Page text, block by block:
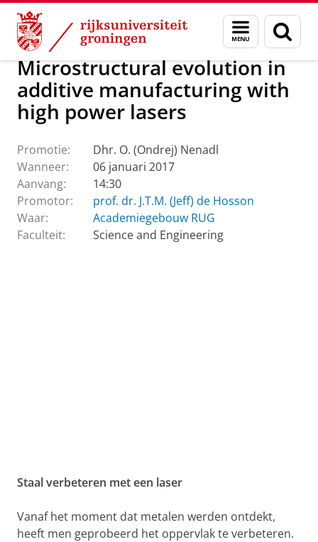
Skip
Content
Skip
Navigation
Menu
en
zoeken
Over ons Actueel Evenementen Promoties
Microstructural evolution in
additive manufacturing with
high power lasers
Promotie:
Dhr. O. (Ondrej) Nenadl
Wanneer:
06 januari 2017
Aanvang:
14:30
Promotor:
prof. dr. J.T.M. (Jeff) de Hosson
Waar:
Academiegebouw RUG
Faculteit:
Science and Engineering
Staal verbeteren met een laser
Vanaf het moment dat metalen werden ontdekt,
heeft men geprobeerd het oppervlak te verbeteren.